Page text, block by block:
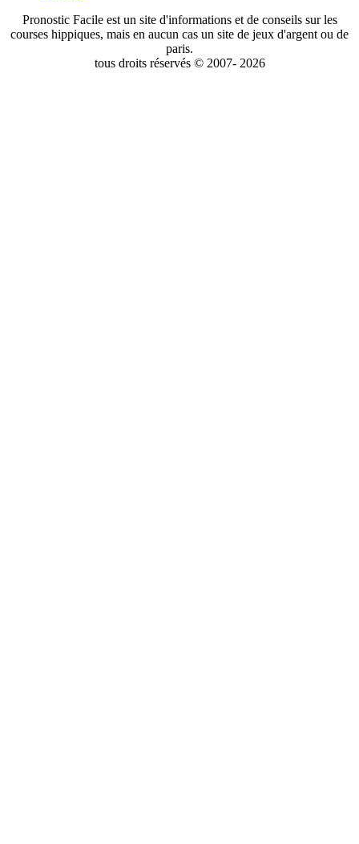
Pronostic Facile est un site d'informations et de conseils sur les
courses hippiques, mais en aucun cas un site de jeux d'argent ou de
paris.
tous droits réservés © 2007- 2026